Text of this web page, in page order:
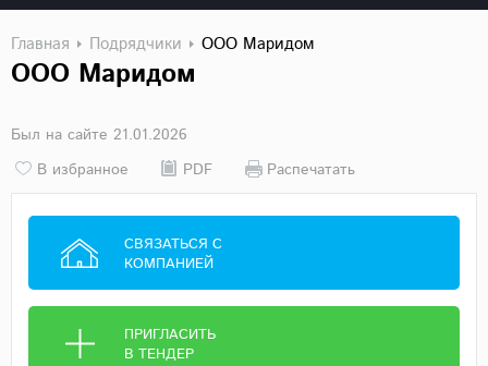
Главная Подрядчики ООО Маридом
ООО Маридом
Был на сайте 21.01.2026
В избранное
PDF Распечатать
СВЯЗАТЬСЯ С
КОМПАНИЕЙ
ПРИГЛАСИТЬ
В ТЕНДЕР